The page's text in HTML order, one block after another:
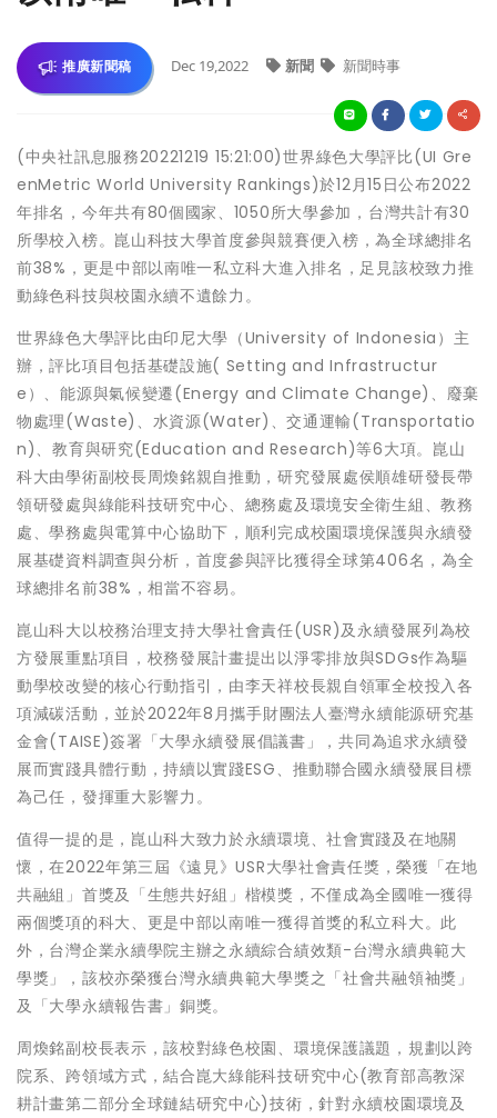
推廣新聞稿 Dec 19,2022 新聞 新聞時事
(中央社訊息服務20221219 15:21:00)世界綠色大學評比(UI Gre
enMetric World University Rankings)於12月15日公布2022
年排名，今年共有80個國家、1050所大學參加，台灣共計有30
所學校入榜。崑山科技大學首度參與競賽便入榜，為全球總排名
前38%，更是中部以南唯一私立科大進入排名，足見該校致力推
動綠色科技與校園永續不遺餘力。
世界綠色大學評比由印尼大學（University of Indonesia）主
辦，評比項目包括基礎設施( Setting and Infrastructur
e）、能源與氣候變遷(Energy and Climate Change)、廢棄
物處理(Waste)、水資源(Water)、交通運輸(Transportatio
n)、教育與研究(Education and Research)等6大項。崑山
科大由學術副校長周煥銘親自推動，研究發展處侯順雄研發長帶
領研發處與綠能科技研究中心、總務處及環境安全衛生組、教務
處、學務處與電算中心協助下，順利完成校園環境保護與永續發
展基礎資料調查與分析，首度參與評比獲得全球第406名，為全
球總排名前38%，相當不容易。
崑山科大以校務治理支持大學社會責任(USR)及永續發展列為校
方發展重點項目，校務發展計畫提出以淨零排放與SDGs作為驅
動學校改變的核心行動指引，由李天祥校長親自領軍全校投入各
項減碳活動，並於2022年8月攜手財團法人臺灣永續能源研究基
金會(TAISE)簽署「大學永續發展倡議書」，共同為追求永續發
展而實踐具體行動，持續以實踐ESG、推動聯合國永續發展目標
為己任，發揮重大影響力。
值得一提的是，崑山科大致力於永續環境、社會實踐及在地關
懷，在2022年第三屆《遠見》USR大學社會責任獎，榮獲「在地
共融組」首獎及「生態共好組」楷模獎，不僅成為全國唯一獲得
兩個獎項的科大、更是中部以南唯一獲得首獎的私立科大。此
外，台灣企業永續學院主辦之永續綜合績效類-台灣永續典範大
學獎」，該校亦榮獲台灣永續典範大學獎之「社會共融領袖獎」
及「大學永續報告書」銅獎。
周煥銘副校長表示，該校對綠色校園、環境保護議題，規劃以跨
院系、跨領域方式，結合崑大綠能科技研究中心(教育部高教深
耕計畫第二部分全球鏈結研究中心)技術，針對永續校園環境及